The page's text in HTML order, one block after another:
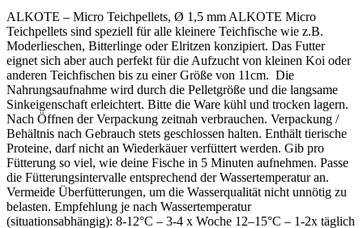
ALKOTE – Micro Teichpellets, Ø 1,5 mm ALKOTE Micro
Teichpellets sind speziell für alle kleinere Teichfische wie z.B.
Moderlieschen, Bitterlinge oder Elritzen konzipiert. Das Futter
eignet sich aber auch perfekt für die Aufzucht von kleinen Koi oder
anderen Teichfischen bis zu einer Größe von 11cm. Die
Nahrungsaufnahme wird durch die Pelletgröße und die langsame
Sinkeigenschaft erleichtert. Bitte die Ware kühl und trocken lagern.
Nach Öffnen der Verpackung zeitnah verbrauchen. Verpackung /
Behältnis nach Gebrauch stets geschlossen halten. Enthält tierische
Proteine, darf nicht an Wiederkäuer verfüttert werden. Gib pro
Fütterung so viel, wie deine Fische in 5 Minuten aufnehmen. Passe
die Fütterungsintervalle entsprechend der Wassertemperatur an.
Vermeide Überfütterungen, um die Wasserqualität nicht unnötig zu
belasten. Empfehlung je nach Wassertemperatur
(situationsabhängig): 8-12°C – 3-4 x Woche 12–15°C – 1-2x täglich